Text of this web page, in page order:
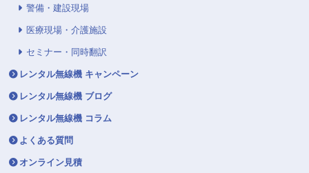
警備・建設現場
医療現場・介護施設
セミナー・同時翻訳
レンタル無線機 キャンペーン
レンタル無線機 ブログ
レンタル無線機 コラム
よくある質問
オンライン見積